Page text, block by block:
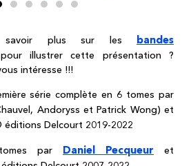
savoir plus sur les bandes
illustrer cette présentation ?
intéresse !!!
série complète en 6 tomes par
Andoryss et Patrick Wong) et
Delcourt 2019-2022
par Daniel Pecqueur et